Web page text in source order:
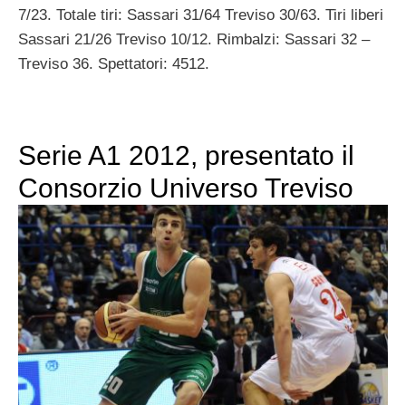
7/23. Totale tiri: Sassari 31/64 Treviso 30/63. Tiri liberi
Sassari 21/26 Treviso 10/12. Rimbalzi: Sassari 32 –
Treviso 36. Spettatori: 4512.
Serie A1 2012, presentato il
Consorzio Universo Treviso